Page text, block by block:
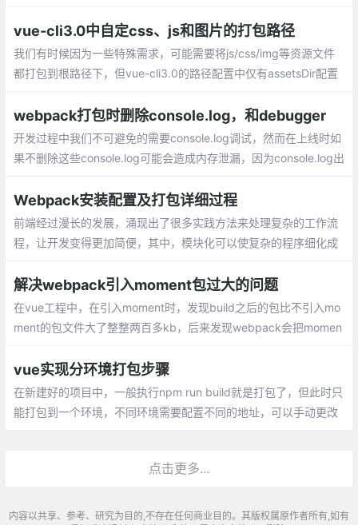
夹，再写入几个 js:
vue-cli3.0中自定css、js和图片的打包路径
我们有时候因为一些特殊需求，可能需要将js/css/img等资源文件
都打包到根路径下，但vue-cli3.0的路径配置中仅有assetsDir配置
等资源文件分别来做设置，那么请看我如何尝试的吧！
webpack打包时删除console.log，和debugger
开发过程中我们不可避免的需要console.log调试，然而在上线时如
果不删除这些console.log可能会造成内存泄漏，因为console.log出
件，看代码：
Webpack安装配置及打包详细过程
前端经过漫长的发展，涌现出了很多实践方法来处理复杂的工作流
程，让开发变得更加简便，其中，模块化可以使复杂的程序细化成
是通过兼容所有模块化方案让你无痛接入项目
解决webpack引入moment包过大的问题
在vue工程中，在引入moment时，发现build之后的包比不引入mo
ment的包文件大了整整两百多kb，后来发现webpack会把momen
vue实现分环境打包步骤
在新建好的项目中，一般执行npm run build就是打包了，但此时只
能打包到一个环境，不同环境需要配置不同的地址，可以手动更改
点击更多...
内容以共享、参考、研究为目的,不存在任何商业目的。其版权属原作者所有,如有